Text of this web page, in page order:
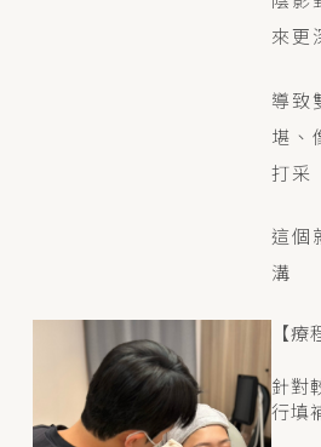
來更
導致
堪、
打采
這個
溝
【療
針對
行填